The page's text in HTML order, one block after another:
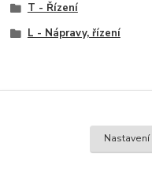
T - Řízení
L - Nápravy, řízení
Nastavení